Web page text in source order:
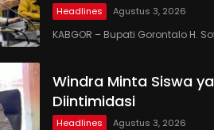
Headlines Agustus 3, 2026
KABGOR – Bupati Gorontalo H.
Windra Minta Siswa
Diintimidasi
Headlines Agustus 3, 2026